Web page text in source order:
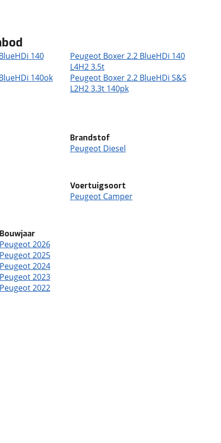
140
Peugeot Boxer 2.2 BlueHDi 140
L4H2 3.5t
140ok
Peugeot Boxer 2.2 BlueHDi S&S
L2H2 3.3t 140pk
Brandstof
Peugeot Diesel
Voertuigsoort
Peugeot Camper
Bouwjaar
Peugeot 2026
Peugeot 2025
Peugeot 2024
Peugeot 2023
Peugeot 2022